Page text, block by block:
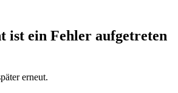
ist ein Fehler aufgetreten
erneut.